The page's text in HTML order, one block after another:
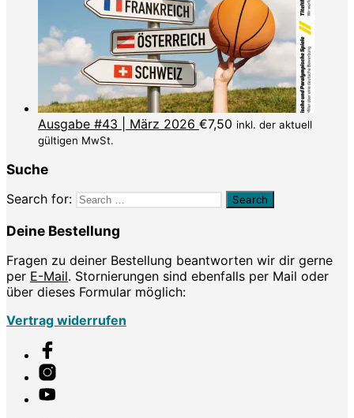
Ausgabe #43 | März 2026 €7,50 inkl. der aktuell
gültigen MwSt.
Suche
Search for:
Deine Bestellung
Fragen zu deiner Bestellung beantworten wir dir gerne
per E-Mail. Stornierungen sind ebenfalls per Mail oder
über dieses Formular möglich:
Vertrag widerrufen